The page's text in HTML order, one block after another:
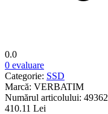
0.0
0 evaluare
Categorie: SSD
Marcă: VERBATIM
Numărul articolului: 49362
410.11 Lei